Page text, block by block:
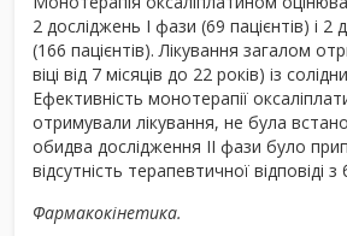
2 досліджень І фази (69 пацієнтів) і 2
(166 пацієнтів). Лікування загалом
віці від 7 місяців до 22 років) із
Ефективність монотерапії
отримували лікування, не була
обидва дослідження ІІ фази було
відсутність терапевтичної відповіді
Фармакокінетика.